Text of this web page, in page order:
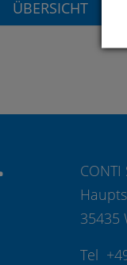
ÜBERSICHT
35435
Tel